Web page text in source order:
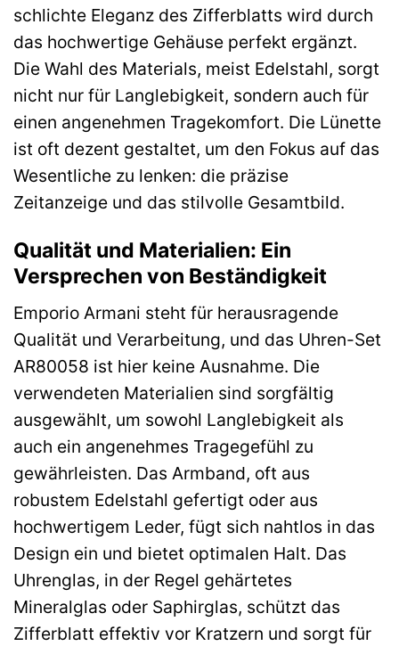
schlichte Eleganz des Zifferblatts wird durch
das hochwertige Gehäuse perfekt ergänzt.
Die Wahl des Materials, meist Edelstahl, sorgt
nicht nur für Langlebigkeit, sondern auch für
einen angenehmen Tragekomfort. Die Lünette
ist oft dezent gestaltet, um den Fokus auf das
Wesentliche zu lenken: die präzise
Zeitanzeige und das stilvolle Gesamtbild.
Qualität und Materialien: Ein
Versprechen von Beständigkeit
Emporio Armani steht für herausragende
Qualität und Verarbeitung, und das Uhren-Set
AR80058 ist hier keine Ausnahme. Die
verwendeten Materialien sind sorgfältig
ausgewählt, um sowohl Langlebigkeit als
auch ein angenehmes Tragegefühl zu
gewährleisten. Das Armband, oft aus
robustem Edelstahl gefertigt oder aus
hochwertigem Leder, fügt sich nahtlos in das
Design ein und bietet optimalen Halt. Das
Uhrenglas, in der Regel gehärtetes
Mineralglas oder Saphirglas, schützt das
Zifferblatt effektiv vor Kratzern und sorgt für